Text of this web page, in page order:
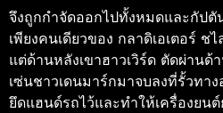
จึงถูกกำจัดออกไปทั้งหมดและกัปตั
เพียงคนเดียวของ กลาดิเอเตอร์ ช
แต่ด้านหลังเขาฮาวเวิร์ด ตัดผ่าน
เซ่นชาวเดนมาร์กมาจบลงที่รั้วทา
ยึดแฮนด์รถไว้และทำให้เครื่องยน